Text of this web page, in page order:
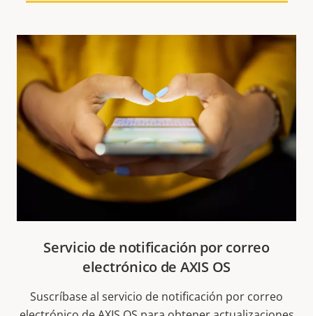
Servicio de notificación por correo
electrónico de AXIS OS
Suscríbase al servicio de notificación por correo